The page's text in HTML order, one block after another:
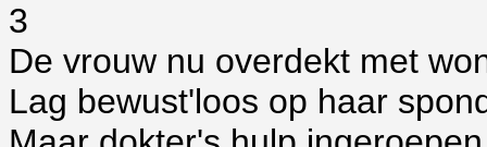
3
De vrouw nu overdekt met
Lag bewust'loos op haar